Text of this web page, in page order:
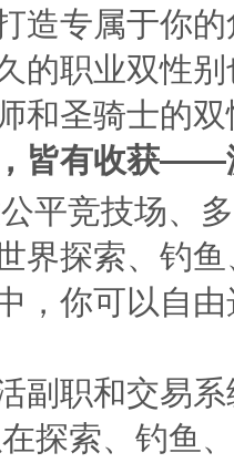
造专属于你
职业双性别
和圣骑士的
有收获——
竞技场、多
界探索、钓
，你可以自
职和交易系
探索、钓鱼